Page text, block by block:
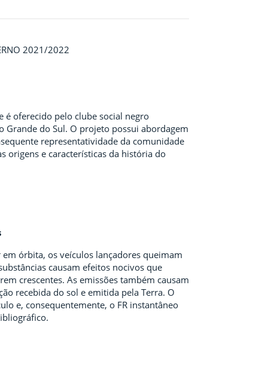
2021/2022
é oferecido pelo clube social negro
Grande do Sul. O projeto possui abordagem
representatividade da comunidade
origens e características da história do
órbita, os veículos lançadores queimam
causam efeitos nocivos que
crescentes. As emissões também causam
recebida do sol e emitida pela Terra. O
e, consequentemente, o FR instantâneo